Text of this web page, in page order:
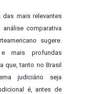
mais relevantes
comparativa
sugere.
mais profundas
que, tanto no Brasil
judiciário seja
é, antes de